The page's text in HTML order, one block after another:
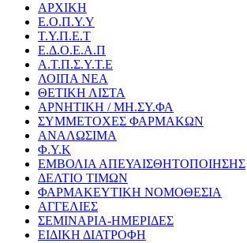
ΑΡΧΙΚΗ
Ε.Ο.Π.Υ.Υ
Τ.Υ.Π.Ε.Τ
Ε.Δ.Ο.Ε.Α.Π
Α.Τ.Π.Σ.Υ.Τ.Ε
ΛΟΙΠΑ ΝΕΑ
ΘΕΤΙΚΗ ΛΙΣΤΑ
ΑΡΝΗΤΙΚΗ / ΜΗ.ΣΥ.ΦΑ
ΣΥΜΜΕΤΟΧΕΣ ΦΑΡΜΑΚΩΝ
ΑΝΑΛΩΣΙΜΑ
Φ.Υ.Κ
ΕΜΒΟΛΙΑ ΑΠΕΥΑΙΣΘΗΤΟΠΟΙΗΣΗΣ
ΔΕΛΤΙΟ ΤΙΜΩΝ
ΦΑΡΜΑΚΕΥΤΙΚΗ ΝΟΜΟΘΕΣΙΑ
ΑΓΓΕΛΙΕΣ
ΣΕΜΙΝΑΡΙΑ-ΗΜΕΡΙΔΕΣ
ΕΙΔΙΚΗ ΔΙΑΤΡΟΦΗ